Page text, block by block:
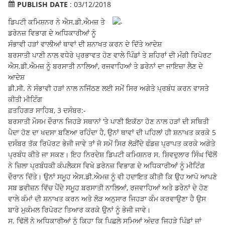
PUBLISH DATE : 03/12/2018
ਡਿਪਟੀ ਕਮਿਸ਼ਨਰ ਨੇ ਐਸ.ਡੀ.ਐਮਜ਼ ਤੇ
ਡਰੇਨਜ਼ ਵਿਭਾਗ ਦੇ ਅਧਿਕਾਰੀਆਂ ਨੂੰ
ਸੰਭਾਵੀ ਹੜਾਂ ਵਾਲੀਆਂ ਥਾਵਾਂ ਦੀ ਸ਼ਨਾਖਤ ਕਰਨ ਦੇ ਦਿੱਤੇ ਆਦੇਸ਼
ਬਰਸਾਤੀ ਪਾਣੀ ਨਾਲ ਵਧੇਰੇ ਪ੍ਰਭਾਵਤ ਹੋਣ ਵਾਲੇ ਪਿੰਡਾਂ ਤੇ ਸ਼ਹਿਰਾਂ ਦੀ ਮੰਗੀ ਰਿਪੋਰਟ
ਐਸ.ਡੀ.ਐਮਜ਼ ਨੂੰ ਬਰਸਾਤੀ ਨਾਲਿਆਂ, ਰਜਵਾਹਿਆਂ ਤੇ ਡਰੇਨਾਂ ਦਾ ਜਾਇਜ਼ਾ ਲੈਣ ਦੇ
ਆਦੇਸ਼
ਡੀ.ਸੀ. ਨੇ ਸੰਭਾਵੀ ਹੜਾਂ ਨਾਲ ਨਜਿੱਠਣ ਲਈ ਸਮੇਂ ਸਿਰ ਅਗੇਤੇ ਪ੍ਰਬੰਧ ਕਰਨ ਵਾਸਤੇ
ਕੀਤੀ ਮੀਟਿੰਗ
ਫ਼ਤਹਿਗੜ ਸਾਹਿਬ, 3 ਦਸੰਬਰ:-
ਬਰਸਾਤੀ ਮੌਸਮ ਦੌਰਾਨ ਜਿਹੜੇ ਸਥਾਨਾਂ ‘ਤੇ ਪਾਣੀ ਇਕੱਠਾ ਹੋਣ ਨਾਲ ਹੜਾਂ ਦੀ ਸਥਿਤੀ
ਪੈਦਾ ਹੋਣ ਦਾ ਖਦਸਾ ਬਣਿਆ ਰਹਿੰਦਾ ਹੈ, ਉਨਾਂ ਥਾਵਾਂ ਦੀ ਪਹਿਲਾਂ ਹੀ ਸ਼ਨਾਖਤ ਕਰਕੇ 5
ਦਸੰਬਰ ਤੱਕ ਰਿਪੋਰਟ ਭੇਜੀ ਜਾਵੇ ਤਾਂ ਜੋ ਸਮੇਂ ਸਿਰ ਲੋੜੀਂਦੇ ਫੰਡਜ਼ ਪ੍ਰਾਪਤ ਕਰਕੇ ਅਗੇਤੇ
ਪ੍ਰਬੰਧ ਕੀਤੇ ਜਾ ਸਕਣ। ਇਹ ਨਿਰਦੇਸ਼ ਡਿਪਟੀ ਕਮਿਸ਼ਨਰ ਸ. ਸ਼ਿਵਦੁਲਾਰ ਸਿੰਘ ਢਿੱਲੋਂ
ਨੇ ਜ਼ਿਲਾ ਪ੍ਰਬੰਧਕੀ ਕੰਪਲੈਕਸ ਵਿਖੇ ਡਰੇਨਜ਼ ਵਿਭਾਗ ਦੇ ਅਧਿਕਾਰੀਆਂ ਨੂੰ ਮੀਟਿੰਗ
ਦੌਰਾਨ ਦਿੱਤੇ। ਉਨਾਂ ਸਮੂਹ ਐਸ.ਡੀ.ਐਮਜ਼ ਨੂੰ ਵੀ ਹਦਾਇਤ ਕੀਤੀ ਕਿ ਉਹ ਆਪੋ ਆਪਣੇ
ਸਬ ਡਵੀਜ਼ਨ ਵਿੱਚ ਪੈਂਦੇ ਸਮੂਹ ਬਰਸਾਤੀ ਨਾਲਿਆਂ, ਰਜਵਾਹਿਆਂ ਅਤੇ ਡਰੇਨਾਂ ਦੇ ਹੋਣ
ਵਾਲੇ ਕੰਮਾਂ ਦੀ ਸ਼ਨਾਖਤ ਕਰਨ ਅਤੇ ਲੋੜ ਅਨੁਸਾਰ ਜਿਹੜਾ ਕੰਮ ਕਰਵਾਉਣਾ ਹੈ ਉਸ
ਬਾਰੇ ਮੁਕੰਮਲ ਰਿਪੋਰਟ ਤਿਆਰ ਕਰਕੇ ਉਨਾਂ ਨੂੰ ਭੇਜੀ ਜਾਵੇ।
ਸ. ਢਿੱਲੋਂ ਨੇ ਅਧਿਕਾਰੀਆਂ ਨੂੰ ਕਿਹਾ ਕਿ ਪਿਛਲੇ ਸਮਿਆਂ ਅੰਦਰ ਜਿਹੜੇ ਪਿੰਡਾਂ ਜਾਂ